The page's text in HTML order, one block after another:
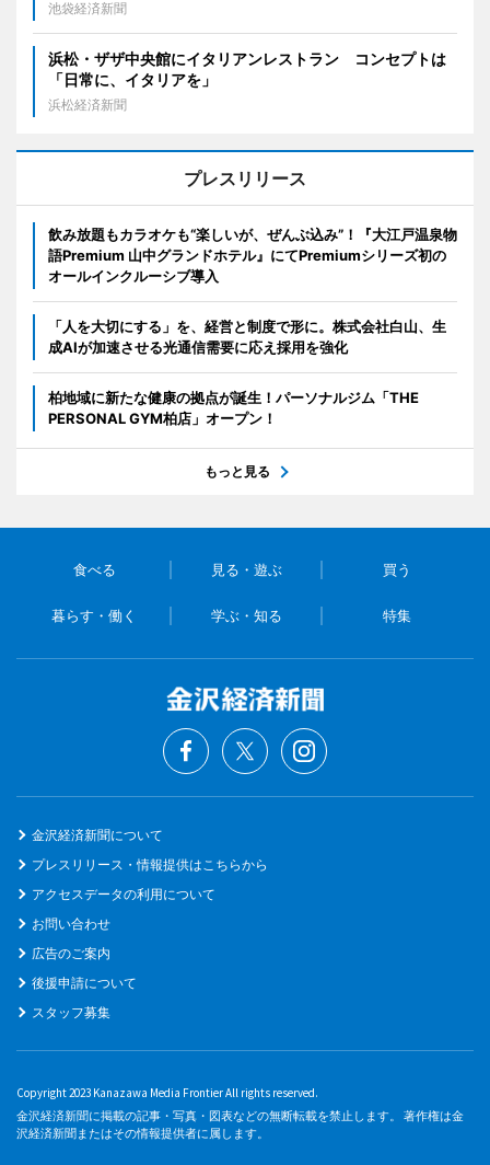
池袋経済新聞
浜松・ザザ中央館にイタリアンレストラン コンセプトは
「日常に、イタリアを」
浜松経済新聞
プレスリリース
飲み放題もカラオケも“楽しいが、ぜんぶ込み”！『大江戸温泉物
語Premium 山中グランドホテル』にてPremiumシリーズ初の
オールインクルーシブ導入
「人を大切にする」を、経営と制度で形に。株式会社白山、生
成AIが加速させる光通信需要に応え採用を強化
柏地域に新たな健康の拠点が誕生！パーソナルジム「THE
PERSONAL GYM柏店」オープン！
もっと見る
食べる 見る・遊ぶ 買う
暮らす・働く 学ぶ・知る 特集
金沢経済新聞について
プレスリリース・情報提供はこちらから
アクセスデータの利用について
お問い合わせ
広告のご案内
後援申請について
スタッフ募集
Copyright 2023 Kanazawa Media Frontier All rights reserved.
金沢経済新聞に掲載の記事・写真・図表などの無断転載を禁止します。 著作権は金
沢経済新聞またはその情報提供者に属します。